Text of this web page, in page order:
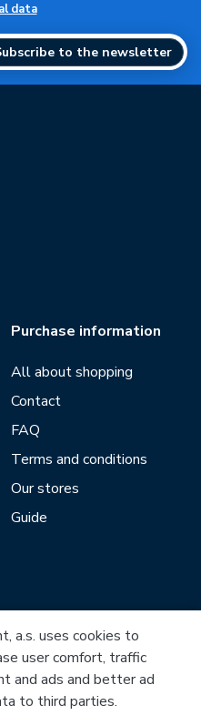
data
to the newsletter
Purchase information
All about shopping
Contact
FAQ
Terms and conditions
Our stores
Guide
a.s. uses cookies to
user comfort, traffic
and ads and better ad
to third parties.